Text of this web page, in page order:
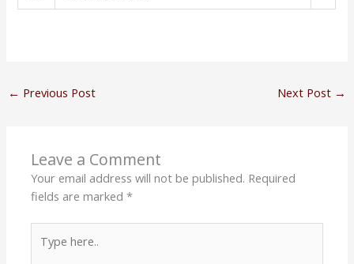
← Previous Post Next Post →
Leave a Comment
Your email address will not be published. Required
fields are marked*
here..